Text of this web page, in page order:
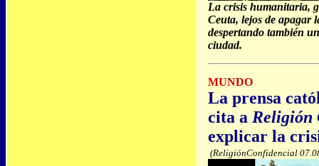
La crisis humanitaria,
Ceuta, lejos de apagar
despertando también
ciudad.
MUNDO
La prensa
cita a Religión
explicar la
(ReligiónConfidencial